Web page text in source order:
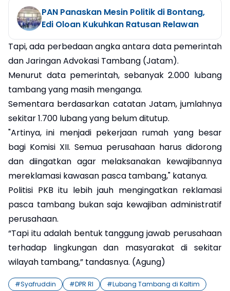
PAN Panaskan Mesin Politik di Bontang,
Edi Oloan Kukuhkan Ratusan Relawan
Tapi, ada perbedaan angka antara data pemerintah
dan Jaringan Advokasi Tambang (Jatam).
Menurut data pemerintah, sebanyak 2.000 lubang
tambang yang masih menganga.
Sementara berdasarkan catatan Jatam, jumlahnya
sekitar 1.700 lubang yang belum ditutup.
"Artinya, ini menjadi pekerjaan rumah yang besar
bagi Komisi XII. Semua perusahaan harus didorong
dan diingatkan agar melaksanakan kewajibannya
mereklamasi kawasan pasca tambang," katanya.
Politisi PKB itu lebih jauh mengingatkan reklamasi
pasca tambang bukan saja kewajiban administratif
perusahaan.
“Tapi itu adalah bentuk tanggung jawab perusahaan
terhadap lingkungan dan masyarakat di sekitar
wilayah tambang,” tandasnya. (Agung)
#Syafruddin #DPR RI #Lubang Tambang di Kaltim